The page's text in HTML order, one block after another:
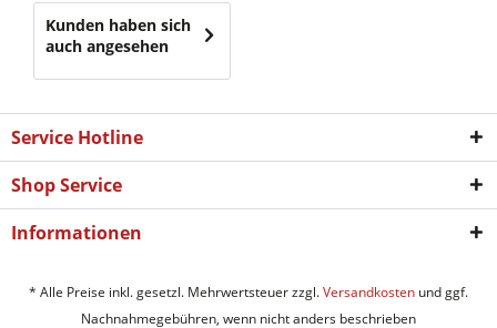
Kunden haben sich
auch angesehen
Service Hotline
Shop Service
Informationen
* Alle Preise inkl. gesetzl. Mehrwertsteuer zzgl.Versandkosten und ggf.
Nachnahmegebühren, wenn nicht anders beschrieben